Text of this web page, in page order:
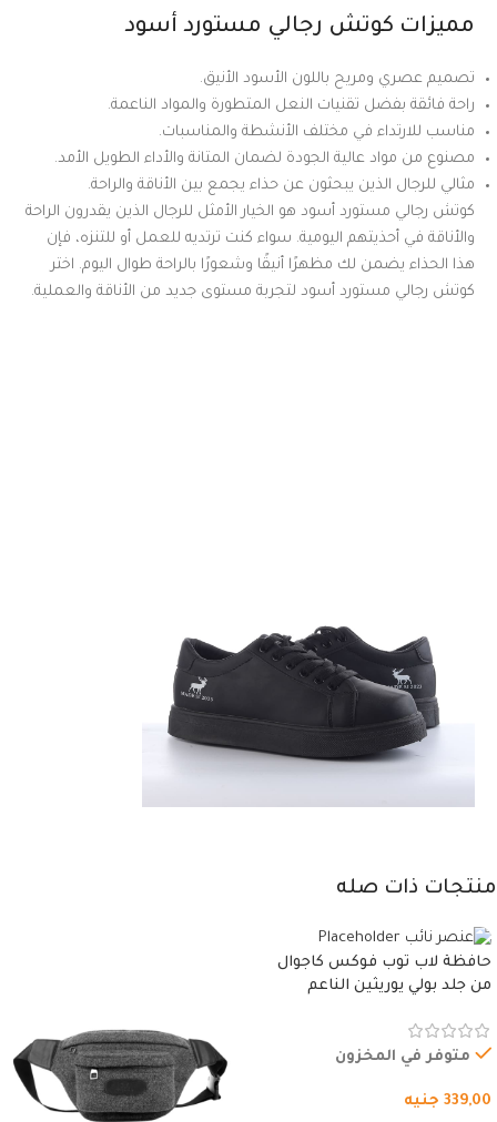
مميزات كوتش رجالي مستورد أسود
تصميم عصري ومريح باللون الأسود الأنيق.
راحة فائقة بفضل تقنيات النعل المتطورة والمواد الناعمة.
مناسب للارتداء في مختلف الأنشطة والمناسبات.
مصنوع من مواد عالية الجودة لضمان المتانة والأداء الطويل الأمد.
مثالي للرجال الذين يبحثون عن حذاء يجمع بين الأناقة والراحة.
كوتش رجالي مستورد أسود هو الخيار الأمثل للرجال الذين يقدرون الراحة
والأناقة في أحذيتهم اليومية. سواء كنت ترتديه للعمل أو للتنزه، فإن
هذا الحذاء يضمن لك مظهرًا أنيقًا وشعورًا بالراحة طوال اليوم. اختر
كوتش رجالي مستورد أسود لتجربة مستوى جديد من الأناقة والعملية.
منتجات ذات صله
حافظة لاب توب فوكس كاجوال
من جلد بولي يوريثين الناعم
وسوستة.
متوفر في المخزون
339,00 جنيه